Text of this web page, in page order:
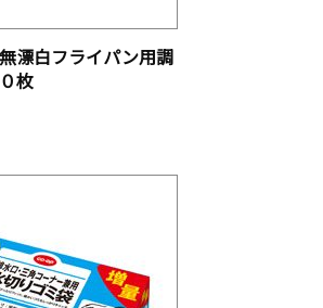
ェクト
漂白フライパン用調
枚